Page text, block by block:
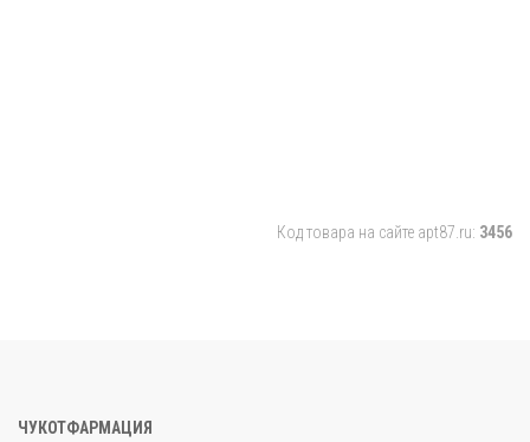
Код товара на сайте apt87.ru: 3456
ЧУКОТФАРМАЦИЯ